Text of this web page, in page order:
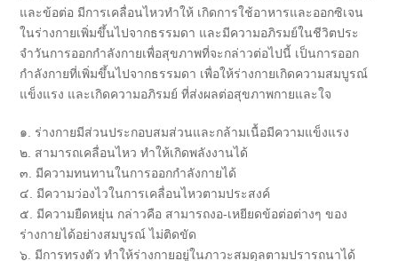
และข้อต่อ มีการเคลื่อนไหวทำให้ เกิดการใช้อาหารและออกซิเจน
ในร่างกายเพิ่มขึ้นไปจากธรรมดา และมีความอภิรมย์ในชีวิตประ
จำวันการออกกำลังกายเพื่อสุขภาพที่จะกล่าวต่อไปนี้ เป็นการออก
กำลังกายที่เพิ่มขึ้นไปจากธรรมดา เพื่อให้ร่างกายเกิดความสมบูรณ์
แข็งแรง และเกิดความอภิรมย์ ที่ส่งผลต่อสุขภาพกายและใจ
๑. ร่างกายมีส่วนประกอบสมส่วนและกล้ามเนื้อมีความแข็งแรง
๒. สามารถเคลื่อนไหว ทำให้เกิดพลังงานได้
๓. มีความทนทานในการออกกำลังกายได้
๔. มีความว่องไวในการเคลื่อนไหวตามประสงค์
๕. มีความยืดหยุ่น กล่าวคือ สามารถงอ-เหยียดข้อต่อต่างๆ ของ
ร่างกายได้อย่างสมบูรณ์ ไม่ติดขัด
๖. มีการทรงตัว ทำให้ร่างกายอยู่ในภาวะสมดุลตามปรารถนาได้